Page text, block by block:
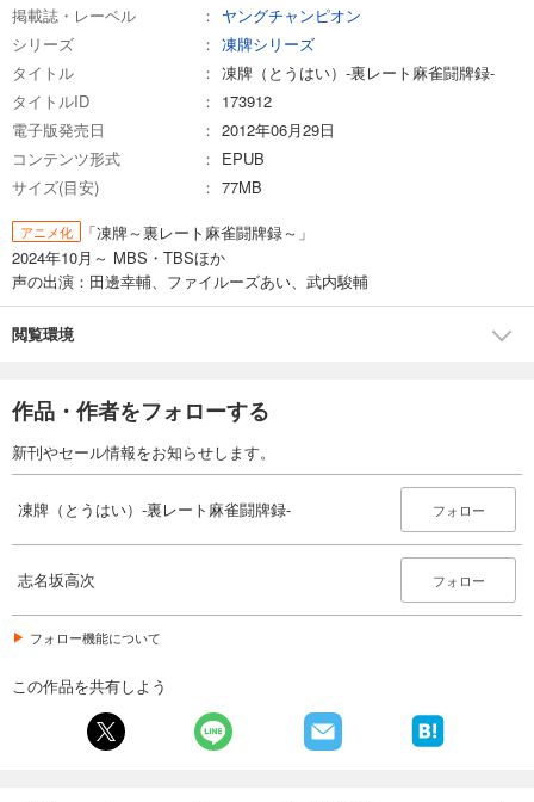
掲載誌・レーベル
ヤングチャンピオン
シリーズ
凍牌シリーズ
タイトル
凍牌（とうはい）-裏レート麻雀闘牌録-
タイトルID
173912
電子版発売日
2012年06月29日
コンテンツ形式
EPUB
サイズ(目安)
77MB
アニメ化
「凍牌～裏レート麻雀闘牌録～」
2024年10月～ MBS・TBSほか
声の出演：田邊幸輔、ファイルーズあい、武内駿輔
閲覧環境
作品・作者をフォローする
新刊やセール情報をお知らせします。
凍牌（とうはい）-裏レート麻雀闘牌録- フォロー
志名坂高次 フォロー
フォロー機能について
この作品を共有しよう